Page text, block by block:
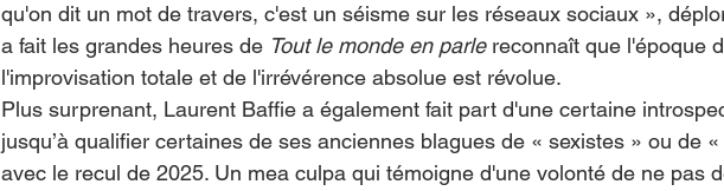
qu'on dit un mot de travers, c'est un séisme sur les réseaux sociaux »,
a fait les grandes heures de Tout le monde en parle reconnaît que l'époque
l'improvisation totale et de l'irrévérence absolue est révolue.
Plus surprenant, Laurent Baffie a également fait part d'une certaine
jusqu’à qualifier certaines de ses anciennes blagues de « sexistes » ou de
avec le recul de 2025. Un mea culpa qui témoigne d'une volonté de ne pas